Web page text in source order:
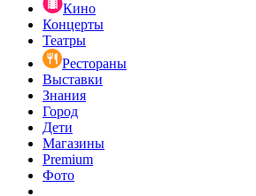
Кино
Концерты
Театры
Рестораны
Выставки
Знания
Город
Дети
Магазины
Premium
Фото